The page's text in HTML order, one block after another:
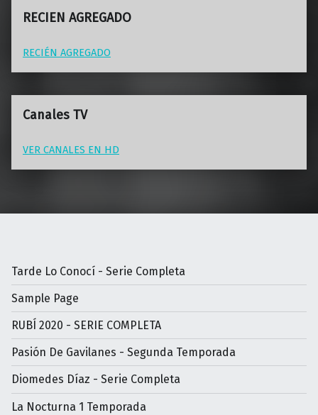
RECIEN AGREGADO
RECIÉN AGREGADO
Canales TV
VER CANALES EN HD
Tarde Lo Conocí - Serie Completa
Sample Page
RUBÍ 2020 - SERIE COMPLETA
Pasión De Gavilanes - Segunda Temporada
Diomedes Díaz - Serie Completa
La Nocturna 1 Temporada